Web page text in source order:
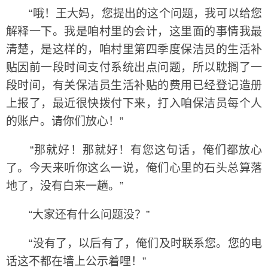
“哦！王大妈，您提出的这个问题，我可以给您
解释一下。我是咱村里的会计，这里面的事情我最
清楚，是这样的，咱村里第四季度保洁员的生活补
贴因前一段时间支付系统出点问题，所以耽搁了一
段时间，有关保洁员生活补贴的费用已经登记造册
上报了，最近很快拨付下来，打入咱保洁员每个人
的账户。请你们放心！”
“那就好！那就好！有您这句话，俺们都放心
了。今天来听你这么一说，俺们心里的石头总算落
地了，没有白来一趟。”
“大家还有什么问题没？”
“没有了，以后有了，俺们及时联系您。您的电
话这不都在墙上公示着哩！”